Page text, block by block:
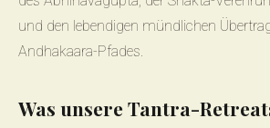
und den lebendigen mündlichen
Andhakaara-Pfades.
Was unsere Tantra-